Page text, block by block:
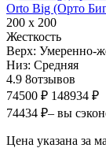
Orto Big (Орто
200 х 200
Жесткость
Верх: Умеренно-
Низ: Средняя
4.9 8отзывов
74500 ₽ 148934 ₽
74434 ₽– вы
Цена указана за